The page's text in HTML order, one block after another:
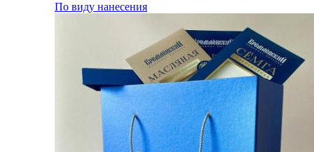
По виду нанесения